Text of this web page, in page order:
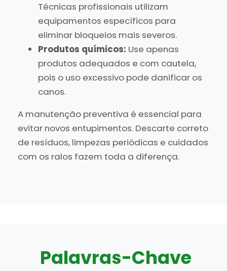
Técnicas profissionais utilizam
equipamentos específicos para
eliminar bloqueios mais severos.
Produtos químicos: Use apenas
produtos adequados e com cautela,
pois o uso excessivo pode danificar os
canos.
A manutenção preventiva é essencial para
evitar novos entupimentos. Descarte correto
de resíduos, limpezas periódicas e cuidados
com os ralos fazem toda a diferença.
Palavras-Chave